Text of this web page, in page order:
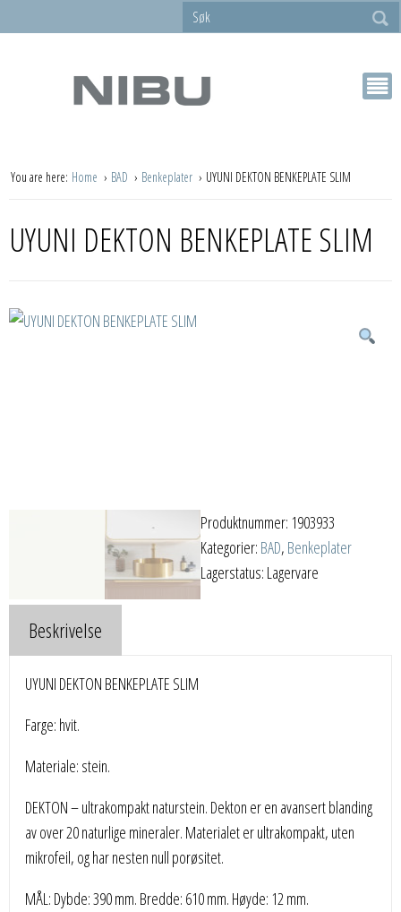
You are here: Home BAD Benkeplater UYUNI DEKTON BENKEPLATE SLIM
UYUNI DEKTON BENKEPLATE SLIM
Produktnummer: 1903933
Kategorier: BAD, Benkeplater
Lagerstatus: Lagervare
Beskrivelse
UYUNI DEKTON BENKEPLATE SLIM
Farge: hvit.
Materiale: stein.
DEKTON – ultrakompakt naturstein. Dekton er en avansert blanding
av over 20 naturlige mineraler. Materialet er ultrakompakt, uten
mikrofeil, og har nesten null porøsitet.
MÅL: Dybde: 390 mm. Bredde: 610 mm. Høyde: 12 mm.